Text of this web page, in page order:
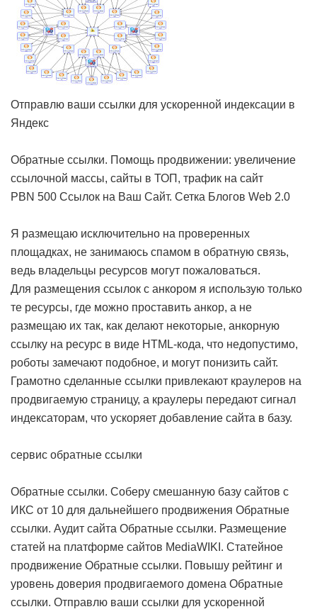
Отправлю ваши ссылки для ускоренной индексации в
Яндекс
Обратные ссылки. Помощь продвижении: увеличение
ссылочной массы, сайты в ТОП, трафик на сайт
PBN 500 Ссылок на Ваш Сайт. Сетка Блогов Web 2.0
Я размещаю исключительно на проверенных
площадках, не занимаюсь спамом в обратную связь,
ведь владельцы ресурсов могут пожаловаться.
Для размещения ссылок с анкором я использую только
те ресурсы, где можно проставить анкор, а не
размещаю их так, как делают некоторые, анкорную
ссылку на ресурс в виде HTML-кода, что недопустимо,
роботы замечают подобное, и могут понизить сайт.
Грамотно сделанные ссылки привлекают краулеров на
продвигаемую страницу, а краулеры передают сигнал
индексаторам, что ускоряет добавление сайта в базу.
сервис обратные ссылки
Обратные ссылки. Соберу смешанную базу сайтов с
ИКС от 10 для дальнейшего продвижения Обратные
ссылки. Аудит сайта Обратные ссылки. Размещение
статей на платформе сайтов MediaWIKI. Статейное
продвижение Обратные ссылки. Повышу рейтинг и
уровень доверия продвигаемого домена Обратные
ссылки. Отправлю ваши ссылки для ускоренной